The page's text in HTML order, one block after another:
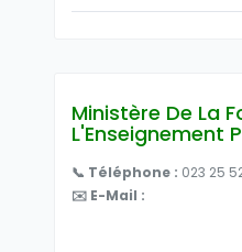
Ministère De La
L'Enseignement
📞 Téléphone : 023 25
✉️ E-Mail :